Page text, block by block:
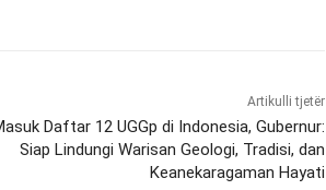
Artikulli tjetër
Daftar 12 UGGp di Indonesia, Gubernur:
Siap Lindungi Warisan Geologi, Tradisi, dan
Keanekaragaman Hayati